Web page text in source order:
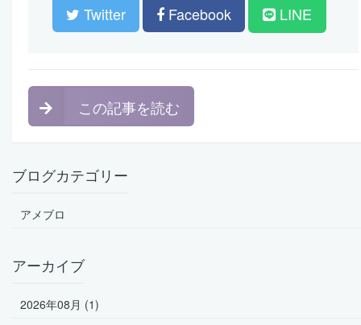
Twitter Facebook LINE
この記事を読む
ブログカテゴリー
アメブロ
アーカイブ
2026年08月 (1)